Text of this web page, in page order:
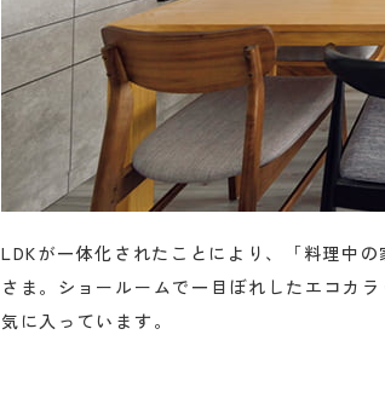
LDKが一体化されたことにより、「料理中
さま。ショールームで一目ぼれしたエコカ
気に入っています。